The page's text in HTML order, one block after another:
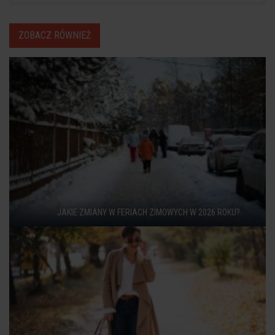
ZOBACZ RÓWNIEŻ
JAKIE ZMIANY W FERIACH ZIMOWYCH W 2026 ROKU?